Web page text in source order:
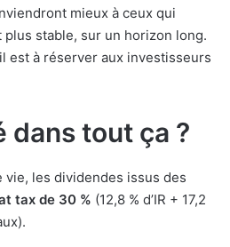
mieux à ceux qui
stable, sur un horizon long.
est à réserver aux investisseurs
dans tout ça ?
vie, les dividendes issus des
tax de 30 % (12,8 % d’IR + 17,2